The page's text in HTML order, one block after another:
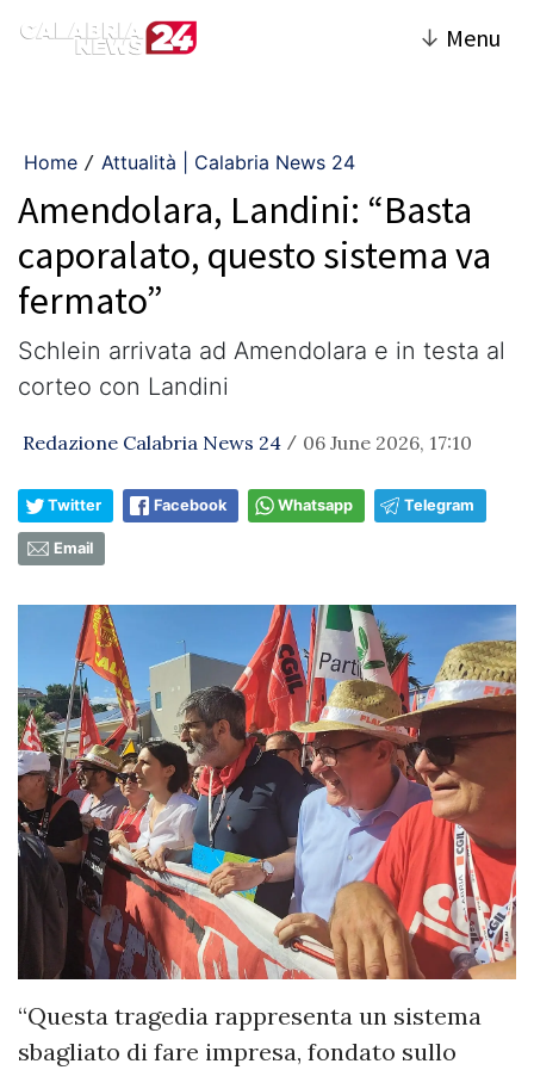
↓ Menu
Home / Attualità | Calabria News 24
Amendolara, Landini: “Basta
caporalato, questo sistema va
fermato”
Schlein arrivata ad Amendolara e in testa al
corteo con Landini
Redazione Calabria News 24 / 06 June 2026, 17:10
Twitter Facebook Whatsapp Telegram
Email
“Questa tragedia rappresenta un sistema
sbagliato di fare impresa, fondato sullo